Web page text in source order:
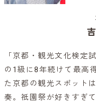
「京都・観光文化検定
の1級に8年続けて最高
た京都の観光スポット
奏。祇園祭が好きすぎ